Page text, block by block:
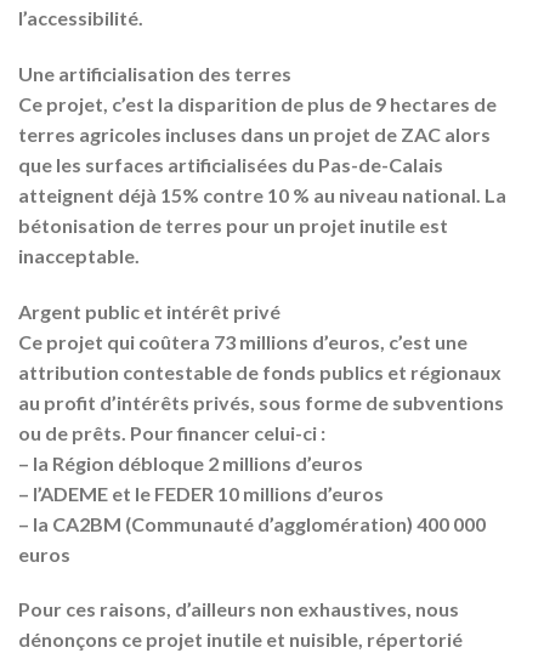
l’accessibilité.
Une artificialisation des terres
Ce projet, c’est la disparition de plus de 9 hectares de
terres agricoles incluses dans un projet de ZAC alors
que les surfaces artificialisées du Pas-de-Calais
atteignent déjà 15% contre 10 % au niveau national. La
bétonisation de terres pour un projet inutile est
inacceptable.
Argent public et intérêt privé
Ce projet qui coûtera 73 millions d’euros, c’est une
attribution contestable de fonds publics et régionaux
au profit d’intérêts privés, sous forme de subventions
ou de prêts. Pour financer celui-ci :
– la Région débloque 2 millions d’euros
– l’ADEME et le FEDER 10 millions d’euros
– la CA2BM (Communauté d’agglomération) 400 000
euros
Pour ces raisons, d’ailleurs non exhaustives, nous
dénonçons ce projet inutile et nuisible, répertorié